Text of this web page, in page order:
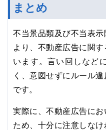
まとめ
不当景品類及び不当表
より、不動産広告に関
います。言い回しなど
く、意図せずにルール
です。
実際に、不動産広告に
ため、十分に注意しな